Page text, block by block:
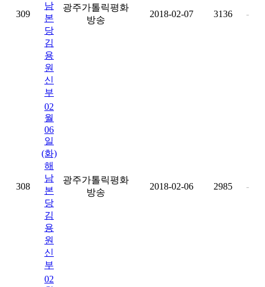
309
남
본
당
김
용
원
신
부
광주가톨릭평화
방송
2018-02-07 3136 -
308
02
월
06
일
(화)
해
남
본
당
김
용
원
신
부
광주가톨릭평화
방송
2018-02-06 2985 -
02